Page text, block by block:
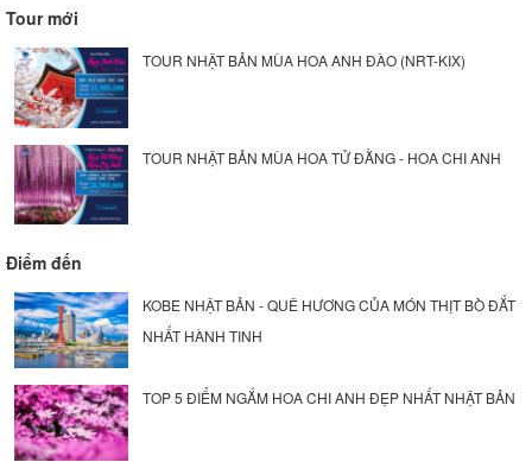
Tour mới
TOUR NHẬT BẢN MÙA HOA ANH ĐÀO (NRT-KIX)
TOUR NHẬT BẢN MÙA HOA TỬ ĐẰNG - HOA CHI ANH
Điểm đến
KOBE NHẬT BẢN - QUÊ HƯƠNG CỦA MÓN THỊT BÒ ĐẮT
NHẤT HÀNH TINH
TOP 5 ĐIỂM NGẮM HOA CHI ANH ĐẸP NHẤT NHẬT BẢN